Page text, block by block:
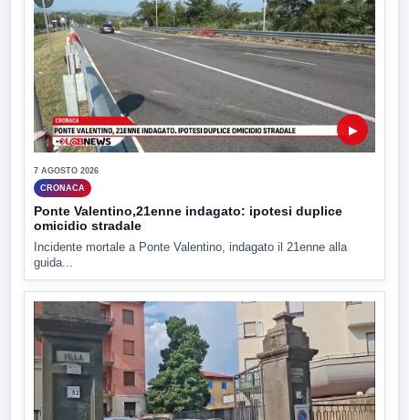
▶
7 AGOSTO 2026
CRONACA
Ponte Valentino,21enne indagato: ipotesi duplice
omicidio stradale
Incidente mortale a Ponte Valentino, indagato il 21enne alla
guida...